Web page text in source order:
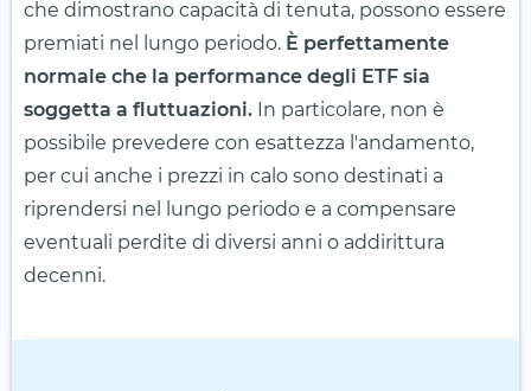
che dimostrano capacità di tenuta, possono essere
premiati nel lungo periodo. È perfettamente
normale che la performance degli ETF sia
soggetta a fluttuazioni. In particolare, non è
possibile prevedere con esattezza l'andamento,
per cui anche i prezzi in calo sono destinati a
riprendersi nel lungo periodo e a compensare
eventuali perdite di diversi anni o addirittura
decenni.